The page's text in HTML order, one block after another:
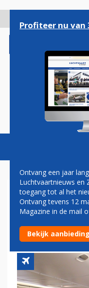
gaan
Magazine
ETIHAD
EN ABU
Profiteer nu van
Ontvang een jaar
Luchtvaartnieuws en
toegang tot al het
Ontvang tevens 12
Magazine in de mail
Bekijk aanbieding